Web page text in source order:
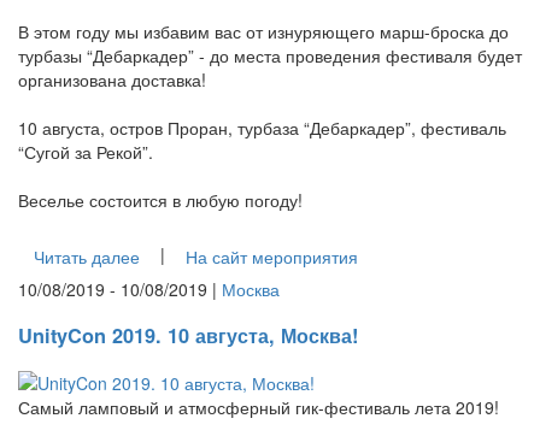
В этом году мы избавим вас от изнуряющего марш-броска до
турбазы “Дебаркадер” - до места проведения фестиваля будет
организована доставка!
10 августа, остров Проран, турбаза “Дебаркадер”, фестиваль
“Сугой за Рекой”.
Веселье состоится в любую погоду!
Читать далее |
На сайт мероприятия
10/08/2019 - 10/08/2019 | Москва
UnityCon 2019. 10 августа, Москва!
Самый ламповый и атмосферный гик-фестиваль лета 2019!